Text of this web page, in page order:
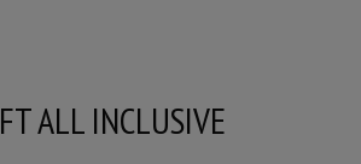
ALL INCLUSIVE